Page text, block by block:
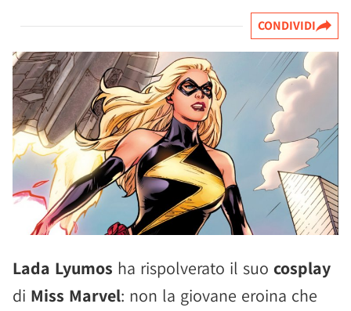
CONDIVIDI
Lada Lyumos ha rispolverato il suo cosplay
di Miss Marvel: non la giovane eroina che